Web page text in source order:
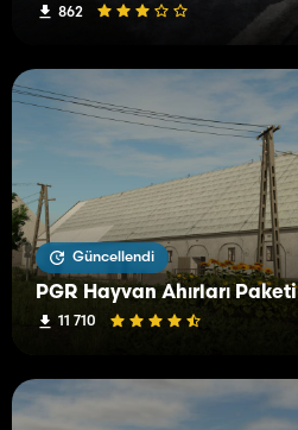
862
Güncellendi
PGR Hayvan Ahırları Paketi
11 710